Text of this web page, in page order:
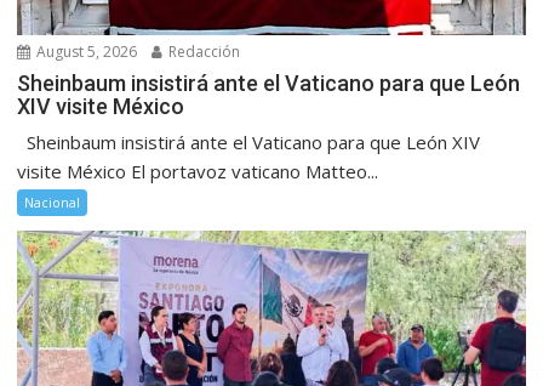
August 5, 2026 Redacción
Sheinbaum insistirá ante el Vaticano para que León
XIV visite México
Sheinbaum insistirá ante el Vaticano para que León XIV
visite México El portavoz vaticano Matteo...
Nacional